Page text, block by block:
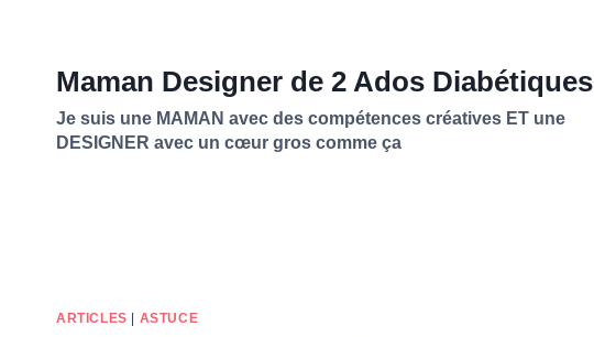
contenuMaman Designer de 2 Ados Diabétiques
Je suis une MAMAN avec des compétences créatives ET une
DESIGNER avec un cœur gros comme ça
ARTICLES ASTUCE